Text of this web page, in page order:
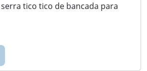
tico tico de bancada para